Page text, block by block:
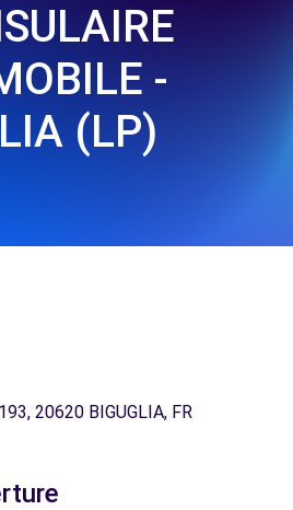
-
(LP)
20620 BIGUGLIA, FR